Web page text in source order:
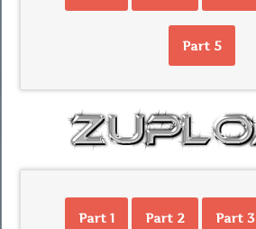
Part 5
Part 1 Part 2 Part 3